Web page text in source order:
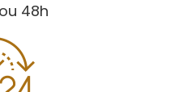
48h